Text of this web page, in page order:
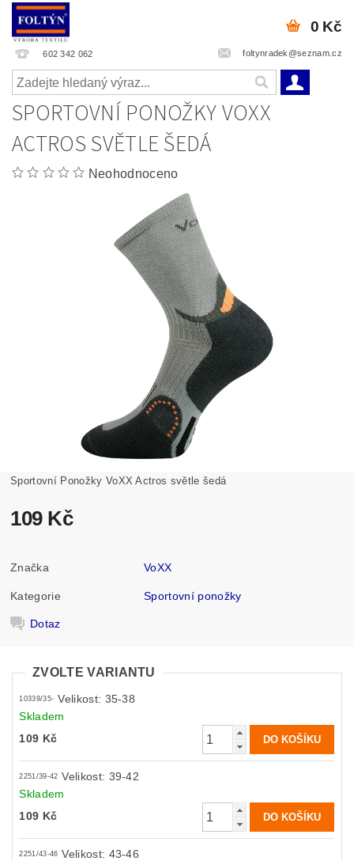
602 342 062 foltynradek@seznam.cz
0 Kč
SPORTOVNÍ PONOŽKY VOXX
ACTROS SVĚTLE ŠEDÁ
Neohodnoceno
Sportovní Ponožky VoXX Actros světle šedá
109 Kč
Značka VoXX
Kategorie Sportovní ponožky
Dotaz
ZVOLTE VARIANTU
10339/35- Velikost: 35-38
Skladem
109 Kč
2251/39-42 Velikost: 39-42
Skladem
109 Kč
2251/43-46 Velikost: 43-46